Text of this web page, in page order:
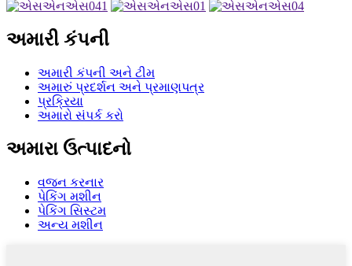
અમારી કંપની
અમારી કંપની અને ટીમ
અમારું પ્રદર્શન અને પ્રમાણપત્ર
પ્રક્રિયા
અમારો સંપર્ક કરો
અમારા ઉત્પાદનો
વજન કરનાર
પેકિંગ મશીન
પેકિંગ સિસ્ટમ
અન્ય મશીન